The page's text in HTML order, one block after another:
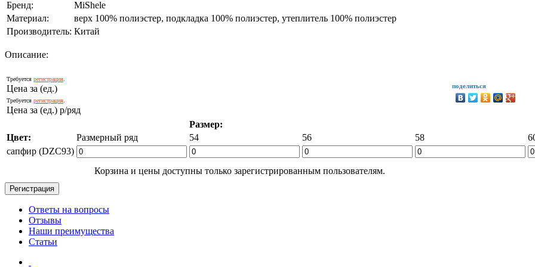
Бренд:
MiShele
Материал:
верх 100% полиэстер, подкладка 100% полиэстер, утеплитель 100% полиэстер
Производитель: Китай
Описание:
Требуется регистрация
Цена за (ед.)
Требуется регистрация
Цена за (ед.) р/ряд
поделиться
Размер:
Цвет:
Размерный ряд 54 56 58
сапфир (DZC93)
Корзина и цены доступны только зарегистрированным пользователям.
Ответы на вопросы
Отзывы
Наши преимущества
Статьи